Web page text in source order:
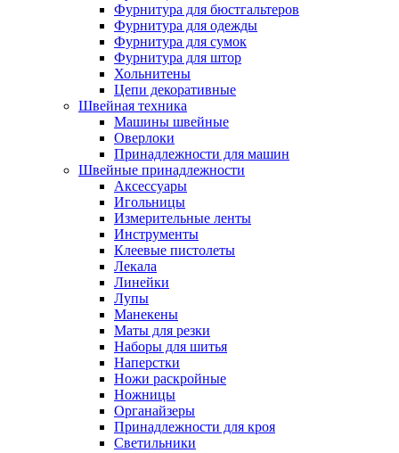
Фурнитура для бюстгальтеров
Фурнитура для одежды
Фурнитура для сумок
Фурнитура для штор
Хольнитены
Цепи декоративные
Швейная техника
Машины швейные
Оверлоки
Принадлежности для машин
Швейные принадлежности
Аксессуары
Игольницы
Измерительные ленты
Инструменты
Клеевые пистолеты
Лекала
Линейки
Лупы
Манекены
Маты для резки
Наборы для шитья
Наперстки
Ножи раскройные
Ножницы
Органайзеры
Принадлежности для кроя
Светильники